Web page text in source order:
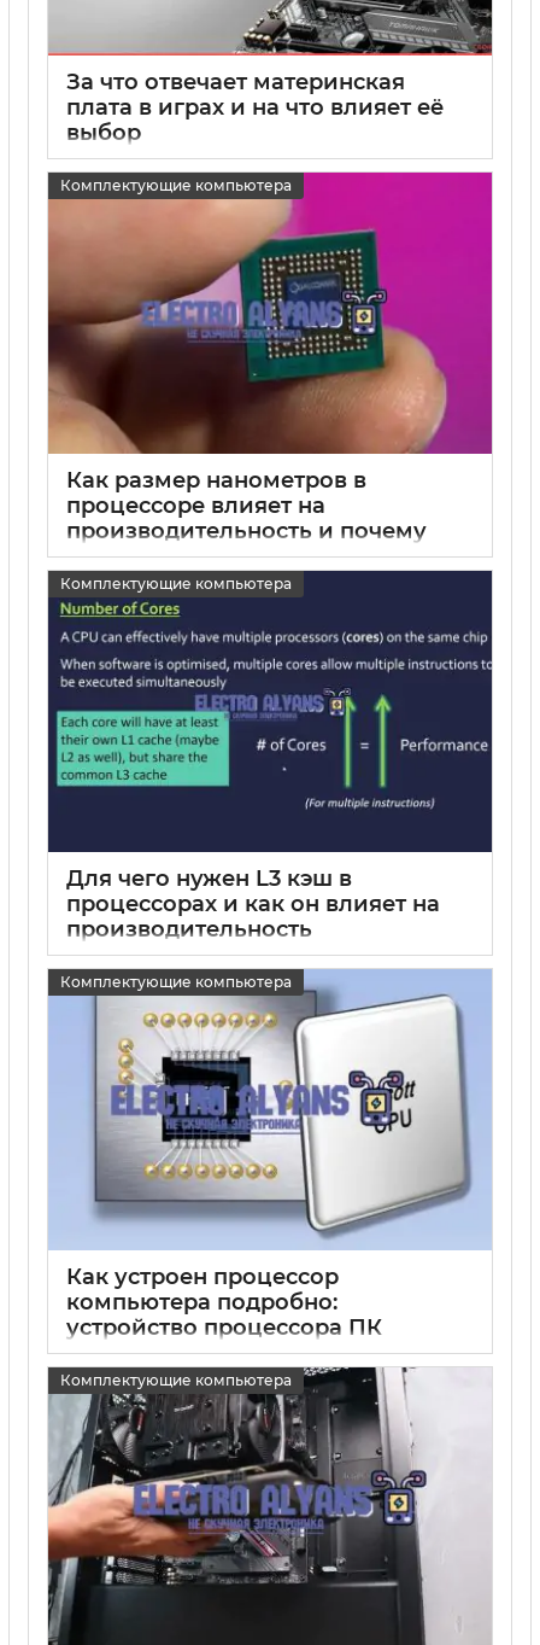
За что отвечает материнская
плата в играх и на что влияет её
выбор
Комплектующие компьютера
Как размер нанометров в
процессоре влияет на
производительность и почему
меньше значит лучше
15 05 2025 0
Комплектующие компьютера
Для чего нужен L3 кэш в
процессорах и как он влияет на
производительность
Комплектующие компьютера
Как устроен процессор
компьютера подробно:
устройство процессора ПК
Комплектующие компьютера